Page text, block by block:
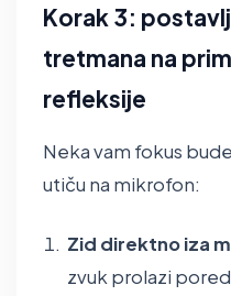
Korak 3:
tretmana na
refleksije
Neka vam fokus
utiču na mikrofon:
Zid direktno iza
zvuk prolazi